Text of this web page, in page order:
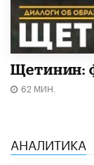
Щетинин:
62 МИН.
АНАЛИТИКА